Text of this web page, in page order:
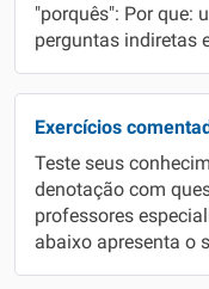
"porquês": Por que:
perguntas indiretas
Exercícios
Teste seus
denotação com
professores
abaixo apresenta o